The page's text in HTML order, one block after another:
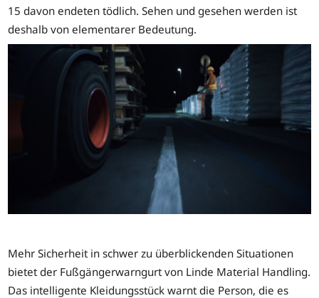
15 davon endeten tödlich. Sehen und gesehen werden ist
deshalb von elementarer Bedeutung.
Mehr Sicherheit in schwer zu überblickenden Situationen
bietet der Fußgängerwarngurt von Linde Material Handling.
Das intelligente Kleidungsstück warnt die Person, die es